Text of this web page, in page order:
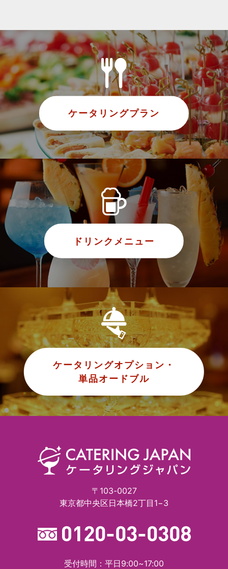
ケータリングプラン
ドリンクメニュー
ケータリングオプション・
単品オードブル
〒103-0027
東京都中央区日本橋2丁目1−3
受付時間：平日9:00~17:00